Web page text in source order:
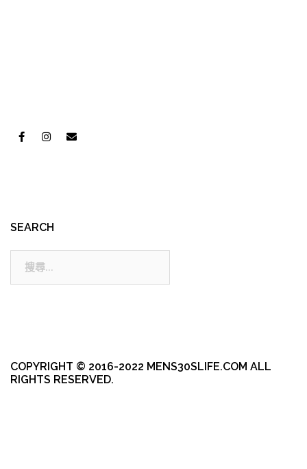
SEARCH
COPYRIGHT © 2016-2022 MENS30SLIFE.COM ALL
RIGHTS RESERVED.